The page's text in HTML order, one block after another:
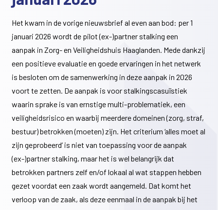
Het kwam in de vorige nieuwsbrief al even aan bod: per 1
januari 2026 wordt de pilot (ex-)partner stalking een
aanpak in Zorg- en Veiligheidshuis Haaglanden. Mede dankzij
een positieve evaluatie en goede ervaringen in het netwerk
is besloten om de samenwerking in deze aanpak in 2026
voort te zetten. De aanpak is voor stalkingscasuïstiek
waarin sprake is van ernstige multi-problematiek, een
veiligheidsrisico en waarbij meerdere domeinen (zorg, straf,
bestuur) betrokken (moeten) zijn. Het criterium ‘alles moet al
zijn geprobeerd’ is niet van toepassing voor de aanpak
(ex-)partner stalking, maar het is wel belangrijk dat
betrokken partners zelf en/of lokaal al wat stappen hebben
gezet voordat een zaak wordt aangemeld. Dat komt het
verloop van de zaak, als deze eenmaal in de aanpak bij het